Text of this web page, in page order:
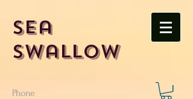
Sea
Swallow
Phone